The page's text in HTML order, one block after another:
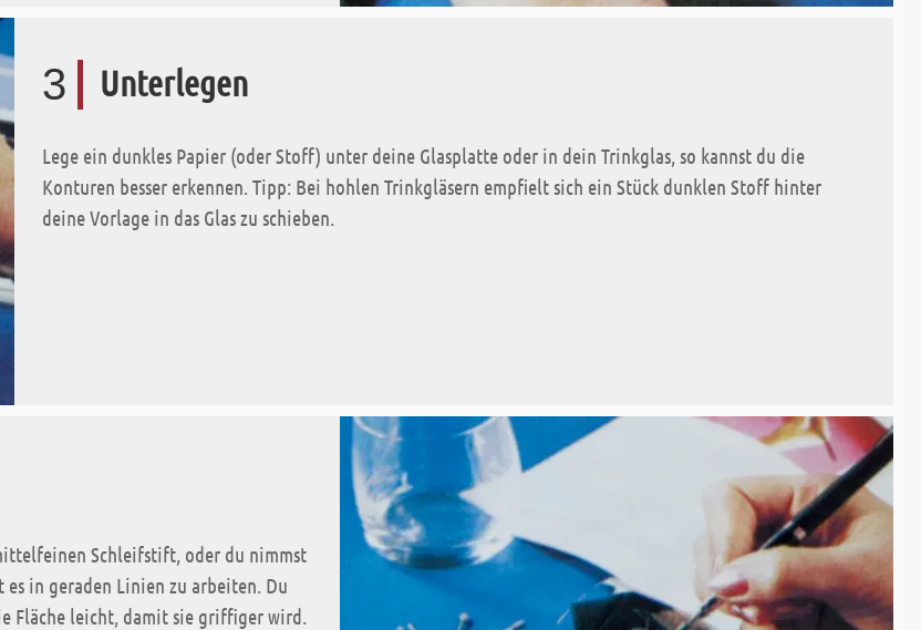
3 Unterlegen
Lege ein dunkles Papier (oder Stoff) unter deine Glasplatte oder in dein Trinkglas, so kannst du die
Konturen besser erkennen. Tipp: Bei hohlen Trinkgläsern empfielt sich ein Stück dunklen Stoff hinter
deine Vorlage in das Glas zu schieben.
Schleifstift, oder du nimmst
in geraden Linien zu arbeiten. Du
Fläche leicht, damit sie griffiger wird.